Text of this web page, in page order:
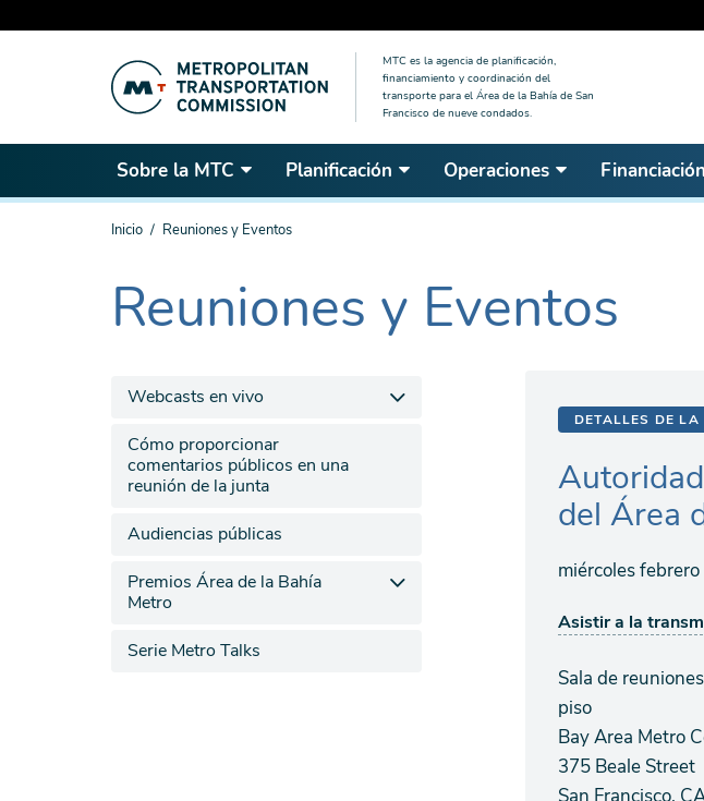
MTC es la agencia de planificación,
financiamiento y coordinación del
transporte para el Área de la Bahía de San
Francisco de nueve condados.
Sobre la MTC Planificación Operaciones Financiación
Estás
Inicio Reuniones y Eventos
The
current
Reuniones y Eventos
DETALLES DE LA
del Área
miércoles
Asistir a la
Sala de
piso
Bay Area Metro
375 Beale Street
Webcasts en vivo
Cómo proporcionar
comentarios públicos en una
reunión de la junta
Audiencias públicas
Premios Área de la Bahía
Metro
Serie Metro Talks